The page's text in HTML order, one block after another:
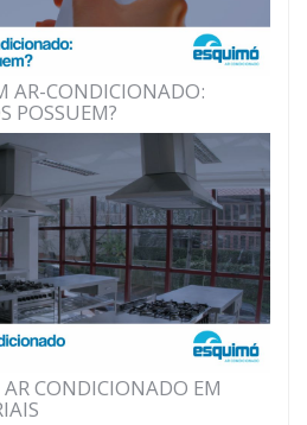
AR-CONDICIONADO:
POSSUEM?
CONDICIONADO EM